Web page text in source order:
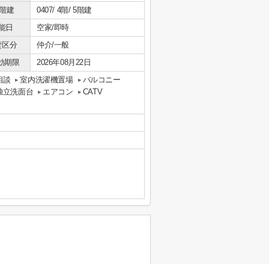
建
0407/ 4階/ 5階建
日
空家/即時
区分
仲介/一般
期限
2026年08月22日
談
室内洗濯機置場
バルコニー
立洗面台
エアコン CATV